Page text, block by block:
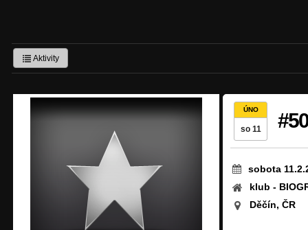
Aktivity
ÚNO
so 11
sobota
klub -
Děčín, ČR